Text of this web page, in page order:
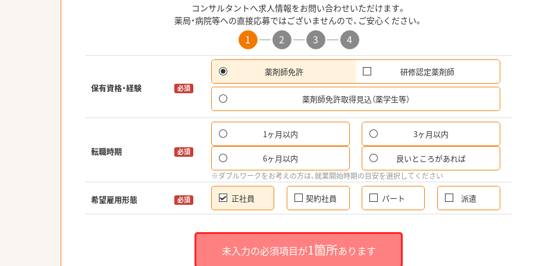
コンサルタントへ求人情報をお問い合わせいただけます。
薬局・病院等への直接応募ではございませんので、ご安心ください。
1 2 3 4
保有資格・経験 必須
薬剤師免許 研修認定薬剤師
薬剤師免許取得見込（薬学生等）
転職時期 必須
1ヶ月以内 3ヶ月以内
6ヶ月以内 良いところがあれば
※ダブルワークをお考えの方は、就業開始時期の目安を選択してください
希望雇用形態 必須 正社員 契約社員 パート 派遣
未入力の必須項目が1箇所あります